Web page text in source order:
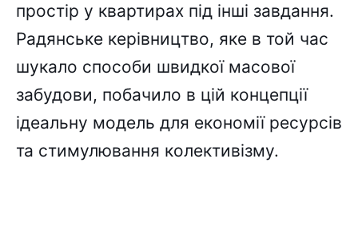
простір у квартирах під інші завдання.
Радянське керівництво, яке в той час
шукало способи швидкої масової
забудови, побачило в цій концепції
ідеальну модель для економії ресурсів
та стимулювання колективізму.